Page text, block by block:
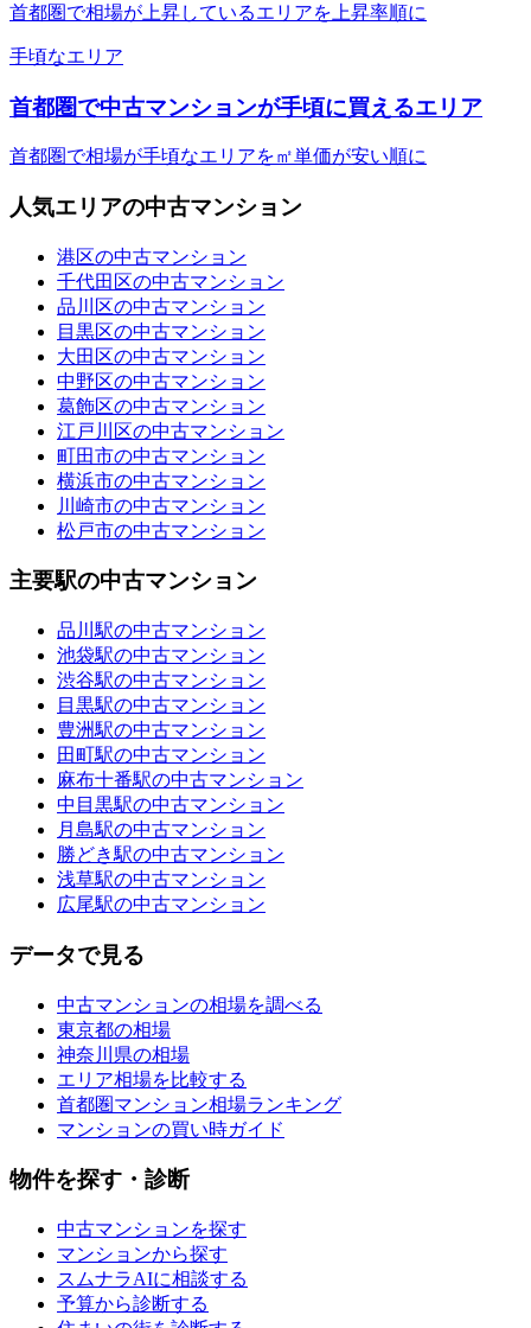
首都圏で相場が上昇しているエリアを上昇率順に
手頃なエリア
首都圏で中古マンションが手頃に買えるエリア
首都圏で相場が手頃なエリアを㎡単価が安い順に
人気エリアの中古マンション
港区の中古マンション
千代田区の中古マンション
品川区の中古マンション
目黒区の中古マンション
大田区の中古マンション
中野区の中古マンション
葛飾区の中古マンション
江戸川区の中古マンション
町田市の中古マンション
横浜市の中古マンション
川崎市の中古マンション
松戸市の中古マンション
主要駅の中古マンション
品川駅の中古マンション
池袋駅の中古マンション
渋谷駅の中古マンション
目黒駅の中古マンション
豊洲駅の中古マンション
田町駅の中古マンション
麻布十番駅の中古マンション
中目黒駅の中古マンション
月島駅の中古マンション
勝どき駅の中古マンション
浅草駅の中古マンション
広尾駅の中古マンション
データで見る
中古マンションの相場を調べる
東京都の相場
神奈川県の相場
エリア相場を比較する
首都圏マンション相場ランキング
マンションの買い時ガイド
物件を探す・診断
中古マンションを探す
マンションから探す
スムナラAIに相談する
予算から診断する